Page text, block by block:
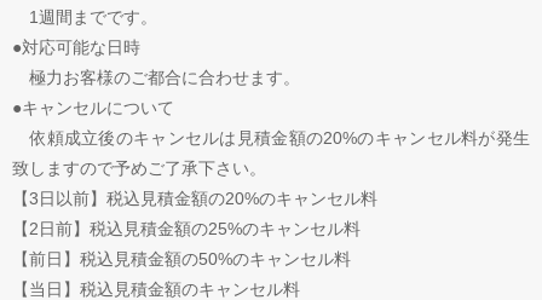
1週間までです。
●対応可能な日時
極力お客様のご都合に合わせます。
●キャンセルについて
依頼成立後のキャンセルは見積金額の20%のキャンセル料が発生
致しますので予めご了承下さい。
【3日以前】税込見積金額の20%のキャンセル料
【2日前】税込見積金額の25%のキャンセル料
【前日】税込見積金額の50%のキャンセル料
【当日】税込見積金額のキャンセル料